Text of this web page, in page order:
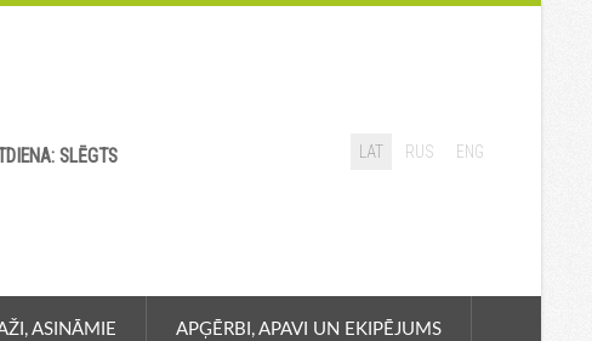
SLĒGTS
LAT RUS ENG
ASINĀMIE APĢĒRBI, APAVI UN EKIPĒJUMS